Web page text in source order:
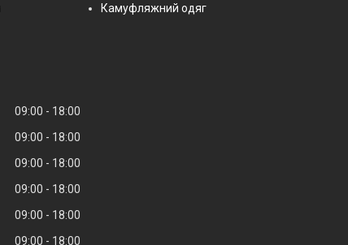
Камуфляжний одяг
09:00
18:00
09:00
18:00
09:00
18:00
09:00
18:00
09:00
18:00
09:00 18:00